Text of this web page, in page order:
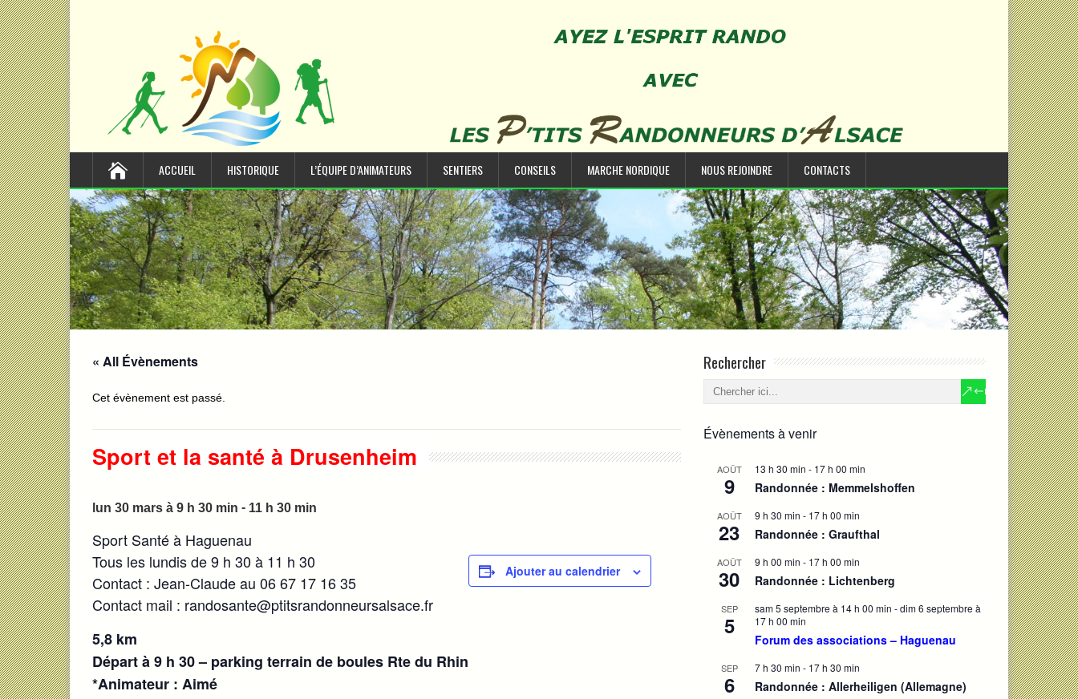
ACCUEIL HISTORIQUE L’ÉQUIPE D’ANIMATEURS SENTIERS CONSEILS MARCHE NORDIQUE NOUS REJOINDRE CONTACTS
« All Évènements
Cet évènement est passé.
Sport et la santé à Drusenheim
lun 30 mars à 9 h 30 min - 11 h 30 min
Sport Santé à Haguenau
Tous les lundis de 9 h 30 à 11 h 30
Contact : Jean-Claude au 06 67 17 16 35
Contact mail : randosante@ptitsrandonneursalsace.fr
5,8 km
Départ à 9 h 30 – parking terrain de boules Rte du Rhin
*Animateur : Aimé
Ajouter au calendrier
Rechercher
Évènements à venir
AOÛT
9
13 h 30 min - 17 h 00 min
Randonnée : Memmelshoffen
AOÛT
23
9 h 30 min - 17 h 00 min
Randonnée : Graufthal
AOÛT
30
9 h 00 min - 17 h 00 min
Randonnée : Lichtenberg
SEP
5
sam 5 septembre à 14 h 00 min -dim 6 septembre à
17 h 00 min
Forum des associations – Haguenau
SEP
6
7 h 30 min - 17 h 30 min
Randonnée : Allerheiligen (Allemagne)